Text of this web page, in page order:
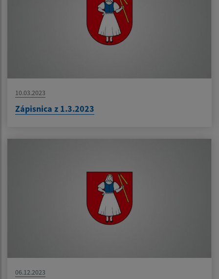
10.03.2023
Zápisnica z 1.3.2023
06.12.2023